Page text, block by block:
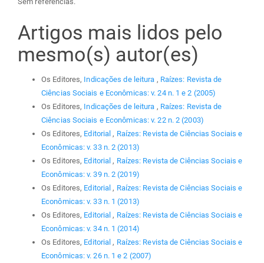
Artigos mais lidos pelo
mesmo(s) autor(es)
Os Editores, Indicações de leitura , Raízes: Revista de
Ciências Sociais e Econômicas: v. 24 n. 1 e 2 (2005)
Os Editores, Indicações de leitura , Raízes: Revista de
Ciências Sociais e Econômicas: v. 22 n. 2 (2003)
Os Editores, Editorial , Raízes: Revista de Ciências Sociais e
Econômicas: v. 33 n. 2 (2013)
Os Editores, Editorial , Raízes: Revista de Ciências Sociais e
Econômicas: v. 39 n. 2 (2019)
Os Editores, Editorial , Raízes: Revista de Ciências Sociais e
Econômicas: v. 33 n. 1 (2013)
Os Editores, Editorial , Raízes: Revista de Ciências Sociais e
Econômicas: v. 34 n. 1 (2014)
Os Editores, Editorial , Raízes: Revista de Ciências Sociais e
Econômicas: v. 26 n. 1 e 2 (2007)